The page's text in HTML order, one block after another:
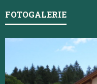
FOTOGALERIE